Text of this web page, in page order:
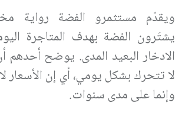
ويقدّم مستثمرو الفضة رواية
يشتَرون الفضة بهدف المتاجرة
الادخار البعيد المدى. يوضح أحدهم
لا تتحرك بشكل يومي، أي إن الأسعار
وإنما على مدى سنوات.